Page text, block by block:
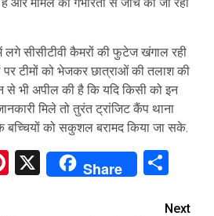
सीसीटीवी कैमरों की फुटेज खंगाल रही
पर टीमों को भेजकर छात्राओं की तलाश की
भी अपील की है कि यदि किसी को इन
मिले तो तुरंत ट्रांजिट कैंप थाना
बच्चियों को सकुशल बरामद किया जा सके.
Pinterest
X Share
Next